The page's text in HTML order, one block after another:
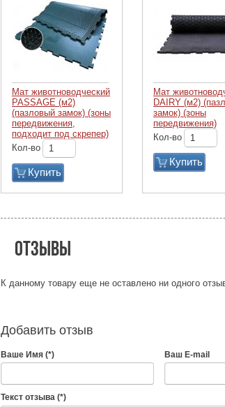
Мат животноводческий
PASSAGE (м2)
(пазловый замок) (зоны
передвижения,
подходит под скрепер)
Кол-во
Купить
Мат
DAIRY (м2)
замок) (зоны
передвижения)
Кол-во
Купить
Отзывы
К данному товару еще не оставлено ни одного
Добавить отзыв
Ваше Имя (*) Ваш E-mail
Текст отзыва (*)